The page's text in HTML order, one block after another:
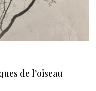
de l’oiseau